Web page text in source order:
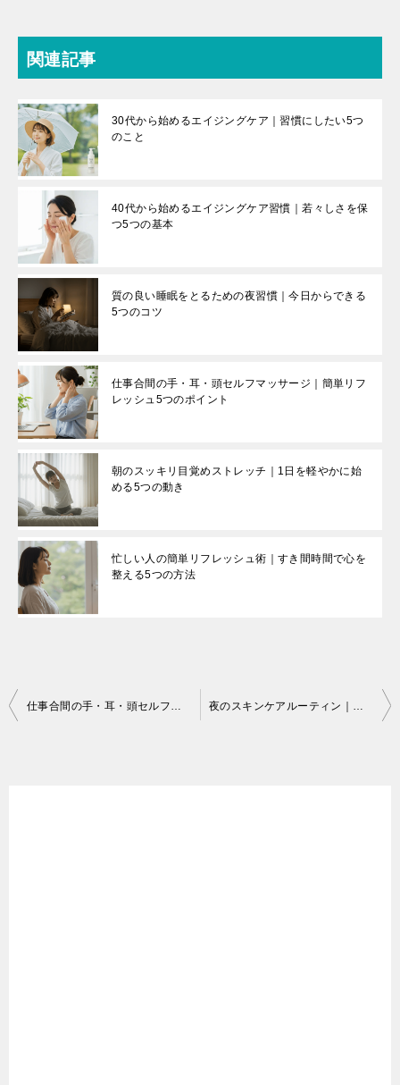
関連記事
30代から始めるエイジングケア｜習慣にしたい5つ
のこと
40代から始めるエイジングケア習慣｜若々しさを保
つ5つの基本
質の良い睡眠をとるための夜習慣｜今日からできる
5つのコツ
仕事合間の手・耳・頭セルフマッサージ｜簡単リフ
レッシュ5つのポイント
朝のスッキリ目覚めストレッチ｜1日を軽やかに始
める5つの動き
忙しい人の簡単リフレッシュ術｜すき間時間で心を
整える5つの方法
投